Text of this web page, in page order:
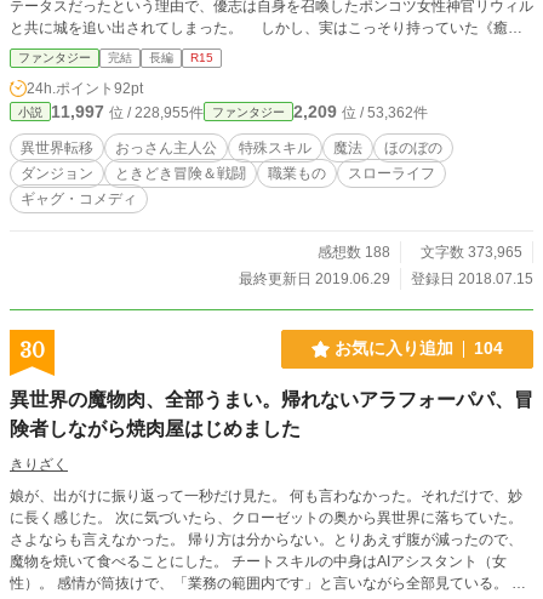
テータスだったという理由で、優志は自身を召喚したポンコツ女性神官リウィル
と共に城を追い出されてしまった。 しかし、実はこっそり持っていた《癒し
の極意》というスキルが真の力を発揮する時、世界は大きな変革の炎に包まれ
る……はず。 魔王？ ドラゴン？ そんなことよりサウナ入ってフルーツ牛
乳飲んで健康になろうぜ！ 【「おっさん、異世界でドラゴンを育てる。」１巻
発売中です！ こちらもよろしく！】 ※作者の他作品ですが、「おっさん、
異世界でドラゴンを育てる。」がこのたび書籍化いたします。発売は３月下旬予
定。そちらもよろしくお願いします。
ファンタジー 完結 長編 R15
24h.ポイント 92pt
小説 11,997 位 / 228,955件 ファンタジー 2,209 位 / 53,362件
異世界転移 おっさん主人公 特殊スキル 魔法
ほのぼの
ダンジョン
ときどき冒険＆戦闘 職業もの
スローライフ
ギャグ・コメディ
感想数 188
文字数 373,965
最終更新日 2019.06.29
登録日 2018.07.15
30 お気に入り追加 104
異世界の魔物肉、全部うまい。帰れないアラフォーパパ、冒
険者しながら焼肉屋はじめました
きりざく
娘が、出がけに振り返って一秒だけ見た。 何も言わなかった。それだけで、妙
に長く感じた。 次に気づいたら、クローゼットの奥から異世界に落ちていた。
さよならも言えなかった。 帰り方は分からない。とりあえず腹が減ったので、
魔物を焼いて食べることにした。 チートスキルの中身はAIアシスタント（女
性）。 感情が筒抜けで、「業務の範囲内です」と言いながら全部見ている。 気